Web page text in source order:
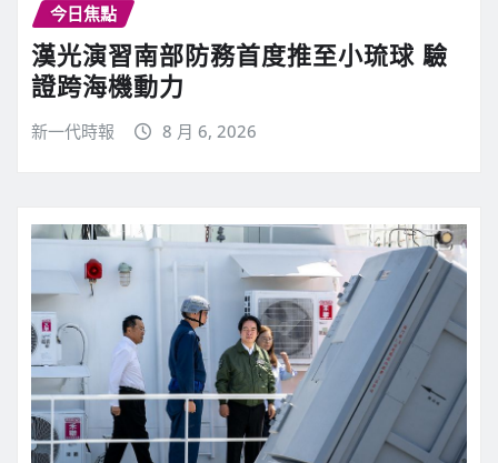
今日焦點
漢光演習南部防務首度推至小琉球 驗
證跨海機動力
新一代時報 8 月 6, 2026